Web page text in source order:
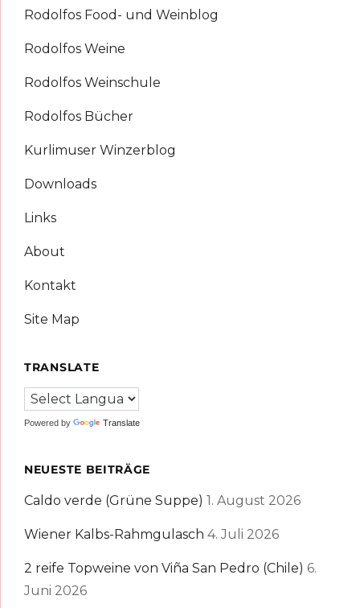
Rodolfos Food- und Weinblog
Rodolfos Weine
Rodolfos Weinschule
Rodolfos Bücher
Kurlimuser Winzerblog
Downloads
Links
About
Kontakt
Site Map
TRANSLATE
Powered by Translate
NEUESTE BEITRÄGE
Caldo verde (Grüne Suppe) 1. August 2026
Wiener Kalbs-Rahmgulasch 4. Juli 2026
2 reife Topweine von Viña San Pedro (Chile) 6.
Juni 2026